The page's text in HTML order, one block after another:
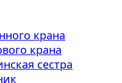
крана
крана
сестра